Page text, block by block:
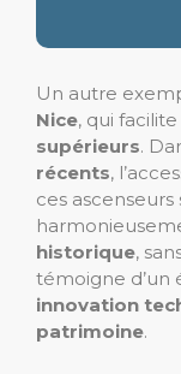
Un autre
Nice, qui
supérieurs.
récents,
ces
historique,
témoigne d’un
innovation
patrimoine.